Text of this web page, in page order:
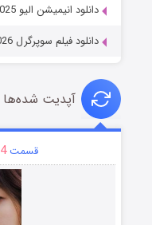
دانلود انیمیشن الیو Elio 2025
دانلود فیلم سوپرگرل Supergirl 2026
آپدیت شده‌ها
قسمت4 (زیرنویس)